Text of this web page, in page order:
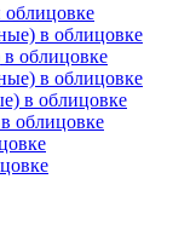
в облицовке
облицовке
в облицовке
в облицовке
облицовке